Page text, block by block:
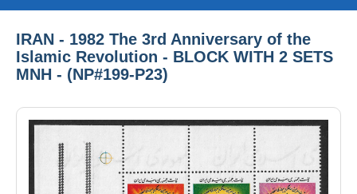
IRAN - 1982 The 3rd Anniversary of the
Islamic Revolution - BLOCK WITH 2 SETS
MNH - (NP#199-P23)